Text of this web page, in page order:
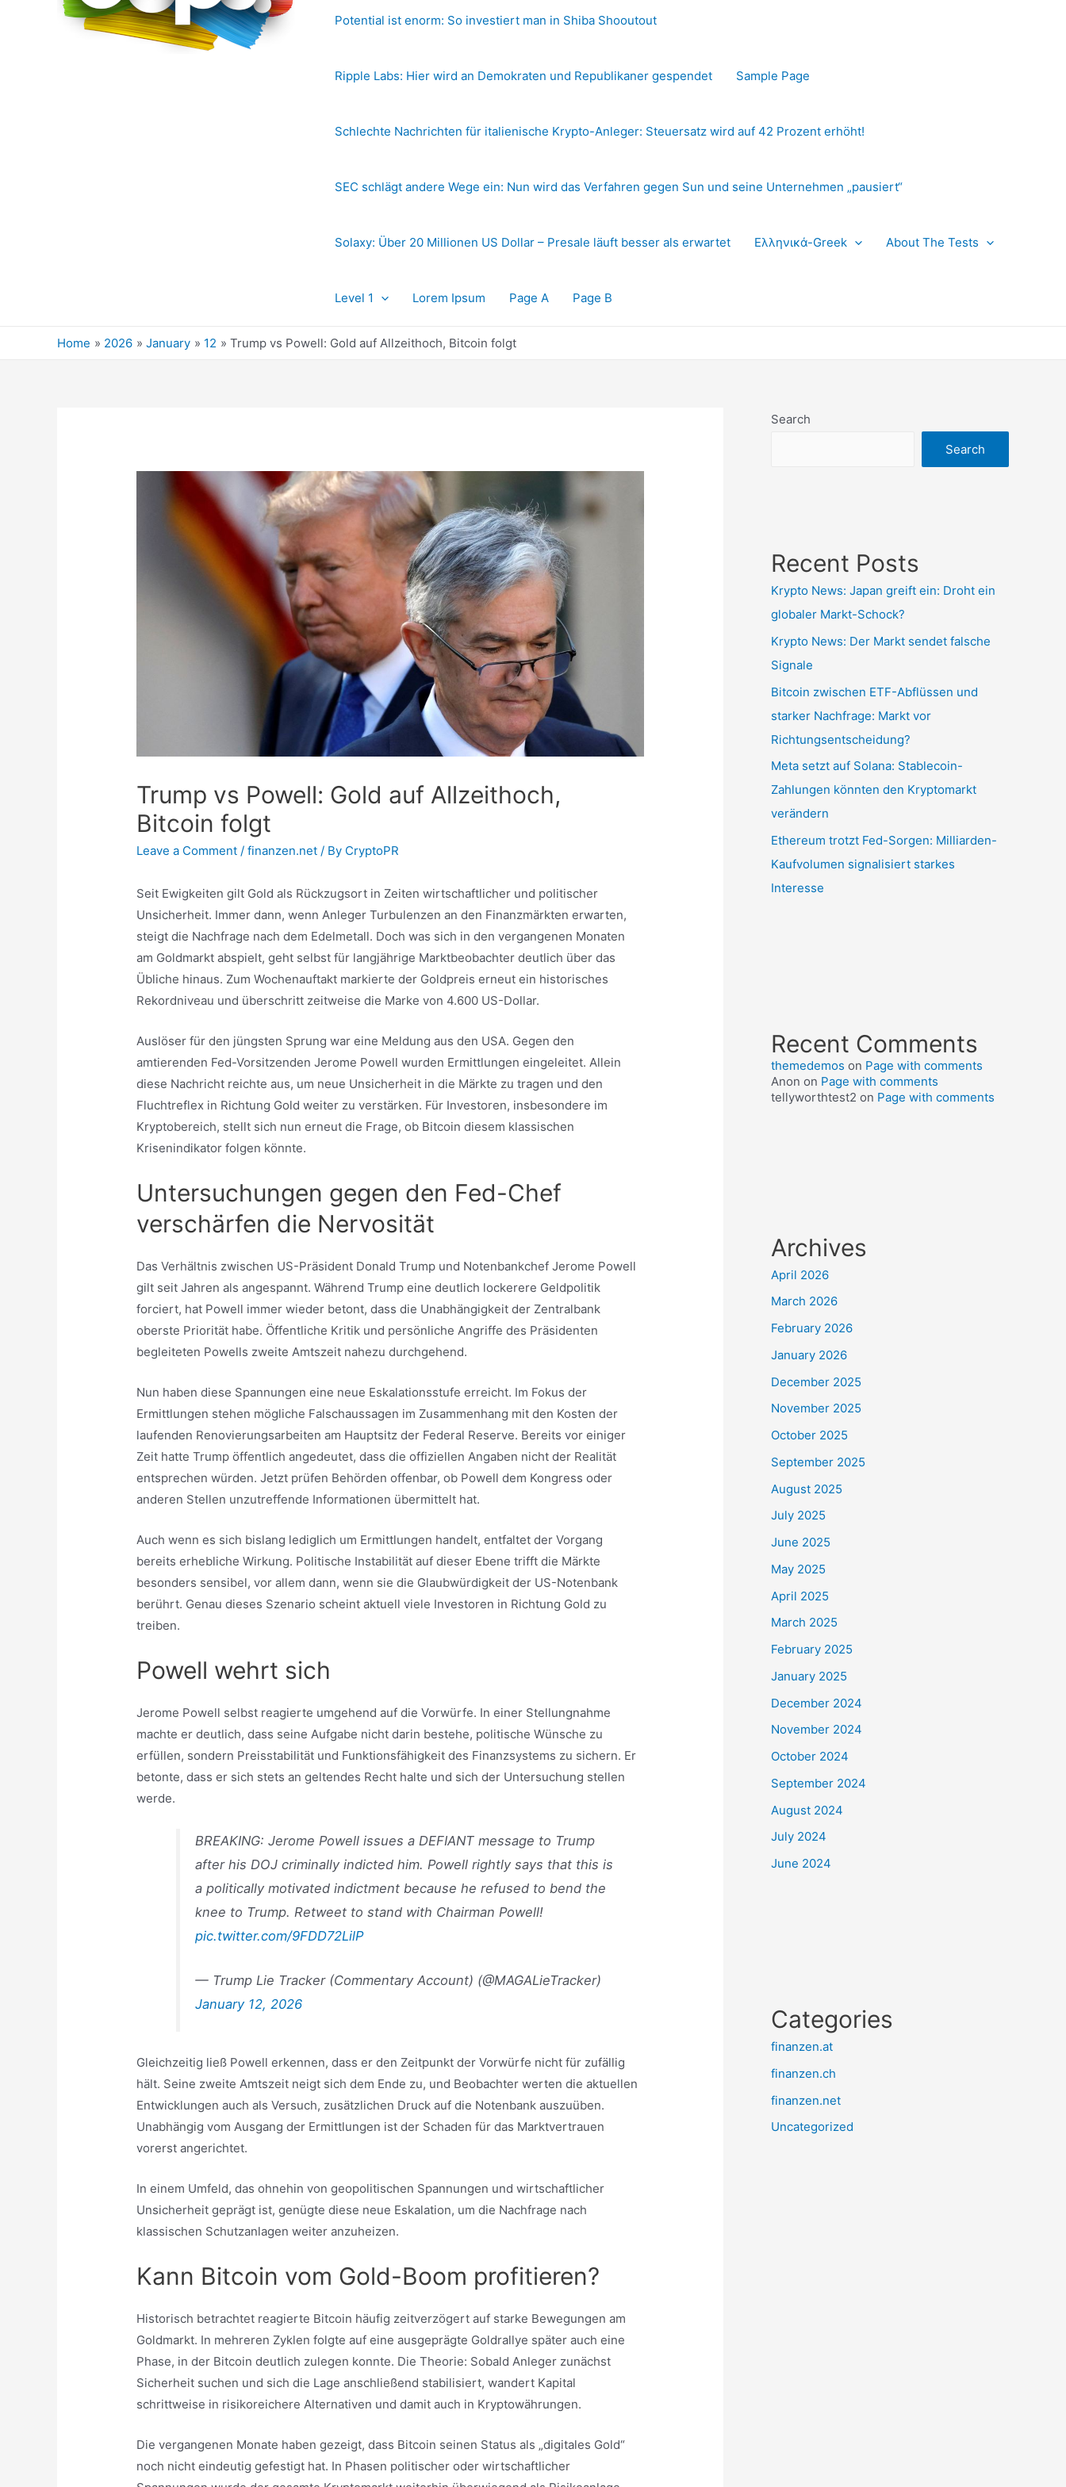
Potential ist enorm: So investiert man in Shiba Shooutout
Ripple Labs: Hier wird an Demokraten und Republikaner gespendet Sample Page
Schlechte Nachrichten für italienische Krypto-Anleger: Steuersatz wird auf 42 Prozent erhöht!
SEC schlägt andere Wege ein: Nun wird das Verfahren gegen Sun und seine Unternehmen „pausiert“
Solaxy: Über 20 Millionen US Dollar – Presale läuft besser als erwartet Ελληνικά-Greek About The Tests
Level 1 Lorem Ipsum Page A Page B
Home 2026 January 12 Trump vs Powell: Gold auf Allzeithoch, Bitcoin folgt
Trump vs Powell: Gold auf Allzeithoch,
Bitcoin folgt
Leave a Comment /finanzen.net / By CryptoPR
Seit Ewigkeiten gilt Gold als Rückzugsort in Zeiten wirtschaftlicher und politischer
Unsicherheit. Immer dann, wenn Anleger Turbulenzen an den Finanzmärkten erwarten,
steigt die Nachfrage nach dem Edelmetall. Doch was sich in den vergangenen Monaten
am Goldmarkt abspielt, geht selbst für langjährige Marktbeobachter deutlich über das
Übliche hinaus. Zum Wochenauftakt markierte der Goldpreis erneut ein historisches
Rekordniveau und überschritt zeitweise die Marke von 4.600 US-Dollar.
Auslöser für den jüngsten Sprung war eine Meldung aus den USA. Gegen den
amtierenden Fed-Vorsitzenden Jerome Powell wurden Ermittlungen eingeleitet. Allein
diese Nachricht reichte aus, um neue Unsicherheit in die Märkte zu tragen und den
Fluchtreflex in Richtung Gold weiter zu verstärken. Für Investoren, insbesondere im
Kryptobereich, stellt sich nun erneut die Frage, ob Bitcoin diesem klassischen
Krisenindikator folgen könnte.
Untersuchungen gegen den Fed-Chef
verschärfen die Nervosität
Das Verhältnis zwischen US-Präsident Donald Trump und Notenbankchef Jerome Powell
gilt seit Jahren als angespannt. Während Trump eine deutlich lockerere Geldpolitik
forciert, hat Powell immer wieder betont, dass die Unabhängigkeit der Zentralbank
oberste Priorität habe. Öffentliche Kritik und persönliche Angriffe des Präsidenten
begleiteten Powells zweite Amtszeit nahezu durchgehend.
Nun haben diese Spannungen eine neue Eskalationsstufe erreicht. Im Fokus der
Ermittlungen stehen mögliche Falschaussagen im Zusammenhang mit den Kosten der
laufenden Renovierungsarbeiten am Hauptsitz der Federal Reserve. Bereits vor einiger
Zeit hatte Trump öffentlich angedeutet, dass die offiziellen Angaben nicht der Realität
entsprechen würden. Jetzt prüfen Behörden offenbar, ob Powell dem Kongress oder
anderen Stellen unzutreffende Informationen übermittelt hat.
Auch wenn es sich bislang lediglich um Ermittlungen handelt, entfaltet der Vorgang
bereits erhebliche Wirkung. Politische Instabilität auf dieser Ebene trifft die Märkte
besonders sensibel, vor allem dann, wenn sie die Glaubwürdigkeit der US-Notenbank
berührt. Genau dieses Szenario scheint aktuell viele Investoren in Richtung Gold zu
treiben.
Powell wehrt sich
Jerome Powell selbst reagierte umgehend auf die Vorwürfe. In einer Stellungnahme
machte er deutlich, dass seine Aufgabe nicht darin bestehe, politische Wünsche zu
erfüllen, sondern Preisstabilität und Funktionsfähigkeit des Finanzsystems zu sichern. Er
betonte, dass er sich stets an geltendes Recht halte und sich der Untersuchung stellen
werde.
BREAKING: Jerome Powell issues a DEFIANT message to Trump
after his DOJ criminally indicted him. Powell rightly says that this is
a politically motivated indictment because he refused to bend the
knee to Trump. Retweet to stand with Chairman Powell!
pic.twitter.com/9FDD72LilP
— Trump Lie Tracker (Commentary Account) (@MAGALieTracker)
January 12, 2026
Gleichzeitig ließ Powell erkennen, dass er den Zeitpunkt der Vorwürfe nicht für zufällig
hält. Seine zweite Amtszeit neigt sich dem Ende zu, und Beobachter werten die aktuellen
Entwicklungen auch als Versuch, zusätzlichen Druck auf die Notenbank auszuüben.
Unabhängig vom Ausgang der Ermittlungen ist der Schaden für das Marktvertrauen
vorerst angerichtet.
In einem Umfeld, das ohnehin von geopolitischen Spannungen und wirtschaftlicher
Unsicherheit geprägt ist, genügte diese neue Eskalation, um die Nachfrage nach
klassischen Schutzanlagen weiter anzuheizen.
Kann Bitcoin vom Gold-Boom profitieren?
Historisch betrachtet reagierte Bitcoin häufig zeitverzögert auf starke Bewegungen am
Goldmarkt. In mehreren Zyklen folgte auf eine ausgeprägte Goldrallye später auch eine
Phase, in der Bitcoin deutlich zulegen konnte. Die Theorie: Sobald Anleger zunächst
Sicherheit suchen und sich die Lage anschließend stabilisiert, wandert Kapital
schrittweise in risikoreichere Alternativen und damit auch in Kryptowährungen.
Die vergangenen Monate haben gezeigt, dass Bitcoin seinen Status als „digitales Gold“
noch nicht eindeutig gefestigt hat. In Phasen politischer oder wirtschaftlicher
Search
Search
Recent Posts
Krypto News: Japan greift ein: Droht ein
globaler Markt-Schock?
Krypto News: Der Markt sendet falsche
Signale
Bitcoin zwischen ETF-Abflüssen und
starker Nachfrage: Markt vor
Richtungsentscheidung?
Meta setzt auf Solana: Stablecoin-
Zahlungen könnten den Kryptomarkt
verändern
Ethereum trotzt Fed-Sorgen: Milliarden-
Kaufvolumen signalisiert starkes
Interesse
Recent Comments
themedemos on Page with comments
Anon on Page with comments
tellyworthtest2 on Page with comments
Archives
April 2026
March 2026
February 2026
January 2026
December 2025
November 2025
October 2025
September 2025
August 2025
July 2025
June 2025
May 2025
April 2025
March 2025
February 2025
January 2025
December 2024
November 2024
October 2024
September 2024
August 2024
July 2024
June 2024
Categories
finanzen.at
finanzen.ch
finanzen.net
Uncategorized